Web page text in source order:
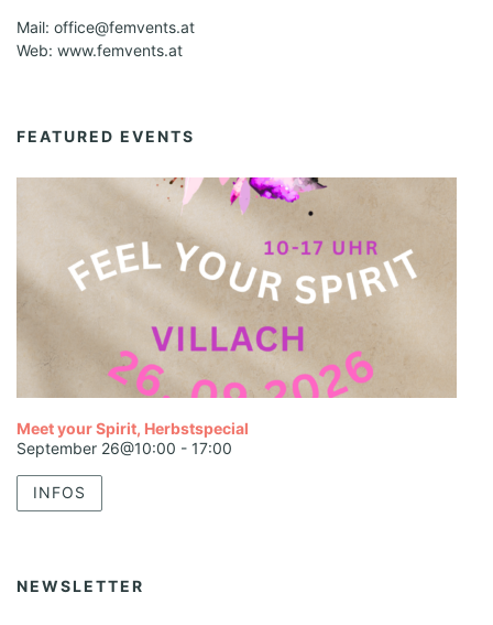
Mail: office@femvents.at
Web: www.femvents.at
FEATURED EVENTS
Meet your Spirit, Herbstspecial
September 26@10:00 - 17:00
INFOS
NEWSLETTER